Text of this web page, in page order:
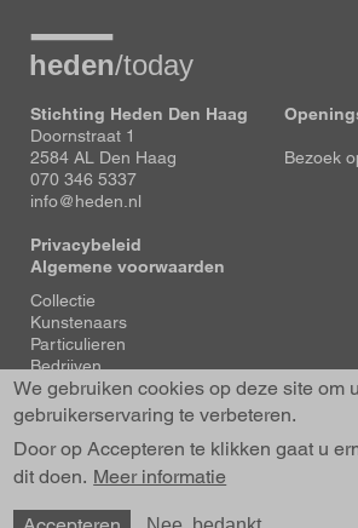
Stichting Heden Den Haag
Doornstraat 1
2584 AL Den Haag
070 346 5337
info@heden.nl
Privacybeleid
Algemene voorwaarden
Bezoek
Voet
Collectie
Kunstenaars
Particulieren
Bedrijven
Tentoonstellingen
Actueel
About us
Contact
We gebruiken cookies op deze site om
gebruikerservaring te verbeteren.
Door op Accepteren te klikken gaat u
dit doen. Meer informatie